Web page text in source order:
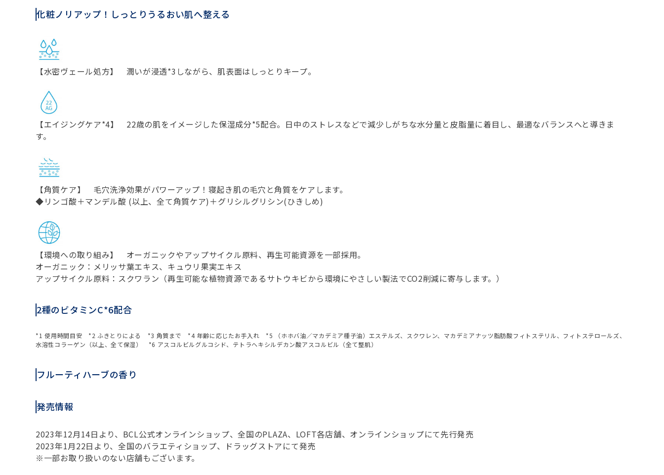
化粧ノリアップ！しっとりうるおい肌へ整える
【水密ヴェール処方】 潤いが浸透*3しながら、肌表面はしっとりキープ。
【エイジングケア*4】 22歳の肌をイメージした保湿成分*5配合。日中のストレスなどで減少しがちな水分量と皮脂量に着目し、最適なバランスへと導きま
す。
【角質ケア】 毛穴洗浄効果がパワーアップ！寝起き肌の毛穴と角質をケアします。
◆リンゴ酸＋マンデル酸 (以上、全て角質ケア)＋グリシルグリシン(ひきしめ)
【環境への取り組み】 オーガニックやアップサイクル原料、再生可能資源を一部採用。
オーガニック：メリッサ葉エキス、キュウリ果実エキス
アップサイクル原料：スクワラン（再生可能な植物資源であるサトウキビから環境にやさしい製法でCO2削減に寄与します。）
2種のビタミンC*6配合
*1 使用時間目安 *2 ふきとりによる *3 角質まで *4 年齢に応じたお手入れ *5 （ホホバ油／マカデミア種子油）エステルズ、スクワレン、マカデミアナッツ脂肪酸フィトステリル、フィトステロールズ、
水溶性コラーゲン（以上、全て保湿） *6 アスコルビルグルコシド、テトラヘキシルデカン酸アスコルビル（全て整肌）
フルーティハーブの香り
発売情報
2023年12月14日より、BCL公式オンラインショップ、全国のPLAZA、LOFT各店舗、オンラインショップにて先行発売
2023年1月22日より、全国のバラエティショップ、ドラッグストアにて発売
※一部お取り扱いのない店舗もございます。